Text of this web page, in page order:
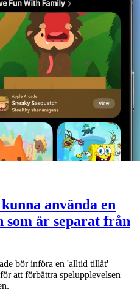
använda en
är separat från
bör införa en 'alltid tillåt'
att förbättra spelupplevelsen